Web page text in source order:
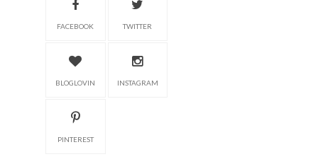
FACEBOOK TWITTER
BLOGLOVIN INSTAGRAM
PINTEREST